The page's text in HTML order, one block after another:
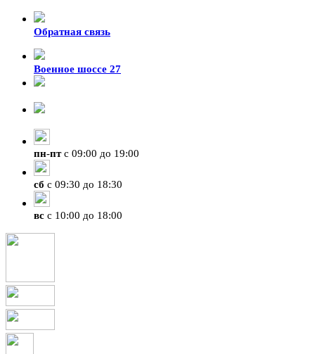
Обратная связь
Военное шоссе 27
пн-птс 09:00 до 19:00
сб с 09:30 до 18:30
вс с 10:00 до 18:00